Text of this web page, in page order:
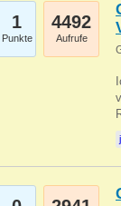
1
Punkte
4492
Aufrufe